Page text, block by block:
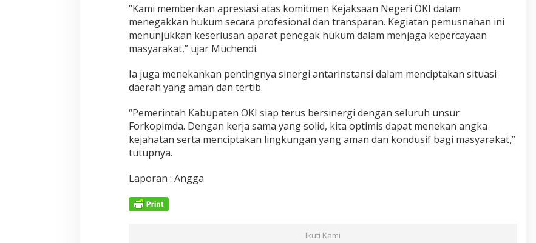
“Kami memberikan apresiasi atas komitmen Kejaksaan Negeri OKI dalam
menegakkan hukum secara profesional dan transparan. Kegiatan pemusnahan ini
menunjukkan keseriusan aparat penegak hukum dalam menjaga kepercayaan
masyarakat,” ujar Muchendi.
Ia juga menekankan pentingnya sinergi antarinstansi dalam menciptakan situasi
daerah yang aman dan tertib.
“Pemerintah Kabupaten OKI siap terus bersinergi dengan seluruh unsur
Forkopimda. Dengan kerja sama yang solid, kita optimis dapat menekan angka
kejahatan serta menciptakan lingkungan yang aman dan kondusif bagi masyarakat,”
tutupnya.
Laporan : Angga
Ikuti Kami